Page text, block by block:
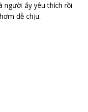
người ấy yêu thích rồi
dễ chịu.